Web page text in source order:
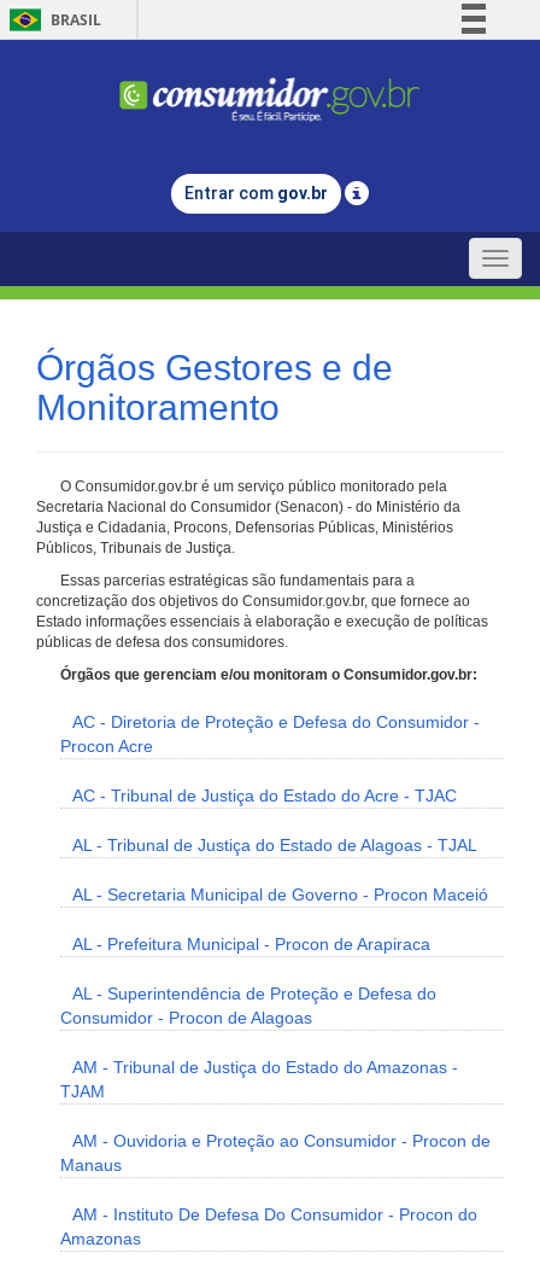
BRASIL
Comunica BR
Legislação
Entrar com gov.br
Toggle
Órgãos Gestores e de
Monitoramento
O Consumidor.gov.br é um serviço público monitorado pela
Secretaria Nacional do Consumidor (Senacon) - do Ministério da
Justiça e Cidadania, Procons, Defensorias Públicas, Ministérios
Públicos, Tribunais de Justiça.
Essas parcerias estratégicas são fundamentais para a
concretização dos objetivos do Consumidor.gov.br, que fornece ao
Estado informações essenciais à elaboração e execução de políticas
públicas de defesa dos consumidores.
Órgãos que gerenciam e/ou monitoram o Consumidor.gov.br:
AC - Diretoria de Proteção e Defesa do Consumidor -
Procon Acre
AC - Tribunal de Justiça do Estado do Acre - TJAC
AL - Tribunal de Justiça do Estado de Alagoas - TJAL
AL - Secretaria Municipal de Governo - Procon Maceió
AL - Prefeitura Municipal - Procon de Arapiraca
AL - Superintendência de Proteção e Defesa do
Consumidor - Procon de Alagoas
AM - Tribunal de Justiça do Estado do Amazonas -
TJAM
AM - Ouvidoria e Proteção ao Consumidor - Procon de
Manaus
AM - Instituto De Defesa Do Consumidor - Procon do
Amazonas